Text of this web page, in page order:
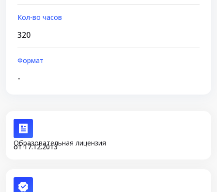
Кол-во часов
320
Формат
-
Образовательная лицензия
от 17.12.2013